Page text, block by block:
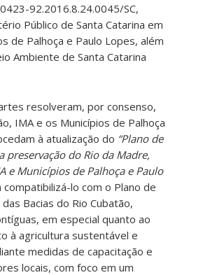
92.2016.8.24.0045/SC,
Público de Santa Catarina em
de Palhoça e Paulo Lopes, além
Ambiente de Santa Catarina
resolveram, por consenso,
IMA e os Municípios de Palhoça
à atualização do “Plano de
preservação do Rio da Madre,
e Municípios de Palhoça e Paulo
compatibilizá-lo com o Plano de
Bacias do Rio Cubatão,
em especial quanto ao
à agricultura sustentável e
medidas de capacitação e
locais, com foco em um